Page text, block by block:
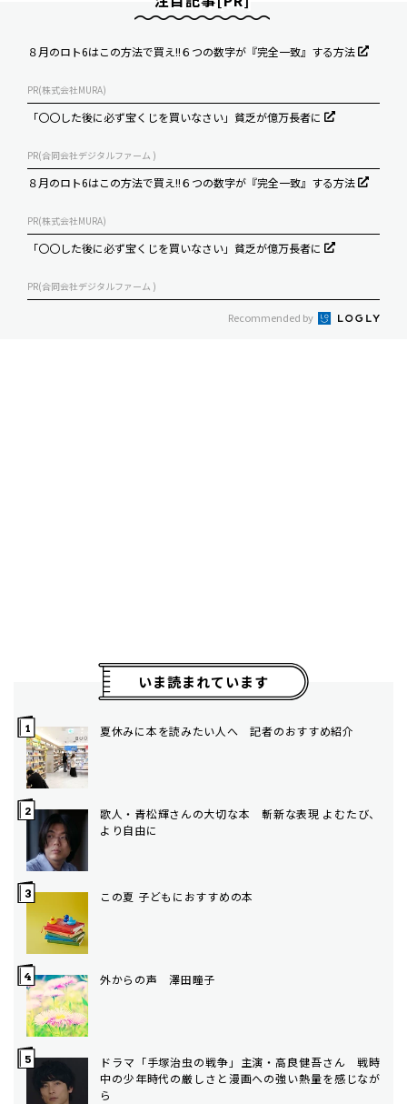
８月のロト6はこの方法で買え!!６つの数字が『完全一致』する方法
PR(株式会社MURA)
「〇〇した後に必ず宝くじを買いなさい」貧乏が億万長者に
PR(合同会社デジタルファーム )
８月のロト6はこの方法で買え!!６つの数字が『完全一致』する方法
PR(株式会社MURA)
「〇〇した後に必ず宝くじを買いなさい」貧乏が億万長者に
PR(合同会社デジタルファーム )
Recommended by
いま読まれています
夏休みに本を読みたい人へ 記者のおすすめ紹介
歌人・青松輝さんの大切な本 斬新な表現 よむたび、
より自由に
この夏 子どもにおすすめの本
外からの声 澤田瞳子
ドラマ「手塚治虫の戦争」主演・高良健吾さん 戦時
中の少年時代の厳しさと漫画への強い熱量を感じなが
ら